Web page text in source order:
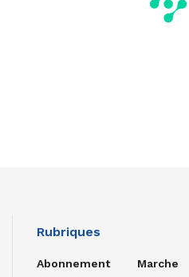
Rubriques
Abonnement
Marche